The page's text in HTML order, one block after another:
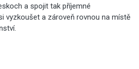
a spojit tak příjemné
vyzkoušet a zároveň rovnou na místě